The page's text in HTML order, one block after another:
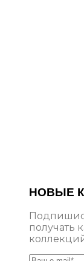
НОВЫЕ
получать